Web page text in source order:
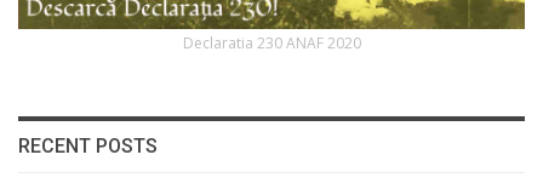
Declaratia 230 ANAF 2020
RECENT POSTS